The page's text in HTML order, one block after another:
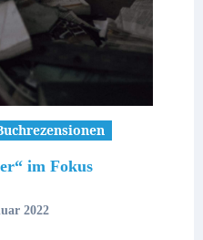
im Fokus
2022